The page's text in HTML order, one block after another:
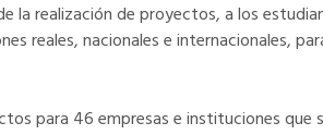
la realización de proyectos, a los
reales, nacionales e internacionales,
para 46 empresas e instituciones que